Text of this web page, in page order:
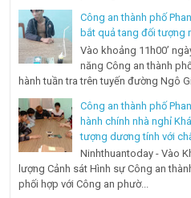
Công an thành phố
bắt quả tang đối tượng
Vào khoảng 11h00’
năng Công an thành
hành tuần tra trên tuyến đường Ngô
Công an thành phố
hành chính nhà nghỉ
tượng dương tính với
Ninhthuantoday - Vào
lượng Cảnh sát Hình sự Công an
phối hợp với Công an phườ...